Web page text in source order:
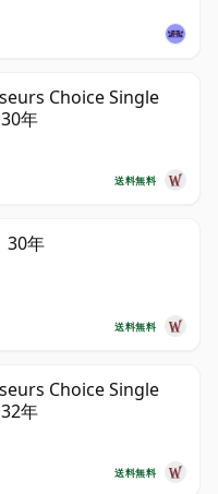
Choice Single
年
送料無料
30年
送料無料
Choice Single
年
送料無料